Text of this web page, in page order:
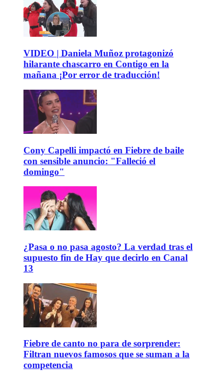
VIDEO | Daniela Muñoz protagonizó
hilarante chascarro en Contigo en la
mañana ¡Por error de traducción!
Cony Capelli impactó en Fiebre de baile
con sensible anuncio: "Falleció el
domingo"
¿Pasa o no pasa agosto? La verdad tras el
supuesto fin de Hay que decirlo en Canal
13
Fiebre de canto no para de sorprender:
Filtran nuevos famosos que se suman a la
competencia